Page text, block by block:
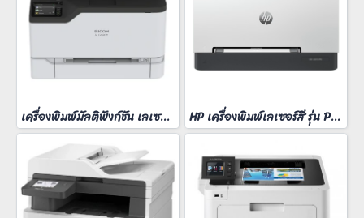
เครื่องพิมพ์มัลติฟังก์ชัน เลเซอร์ Ricoh M C240FW HP เครื่องพิมพ์เลเซอร์สี รุ่น Pro 3203dn